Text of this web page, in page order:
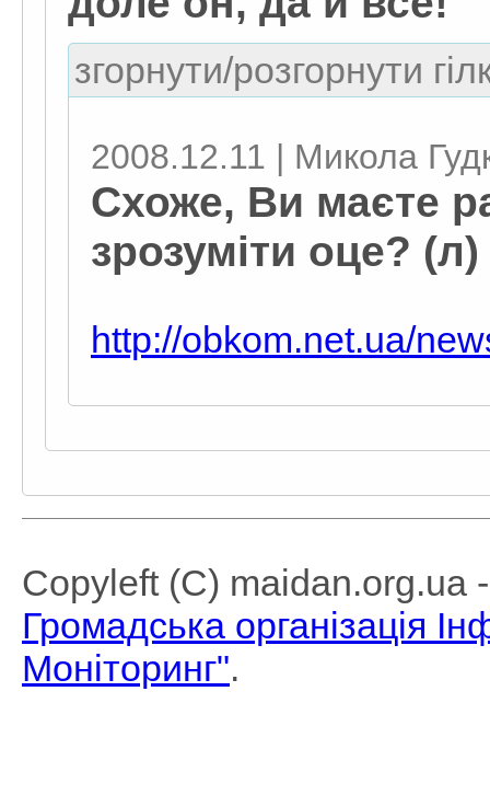
згорнути/розгорнути
2008.12.11 | Микола
Схоже, Ви маєте
зрозуміти оце? (л)
http://obkom.net.ua/
Copyleft (C) maidan.org.ua
Громадська організація
Моніторинг".